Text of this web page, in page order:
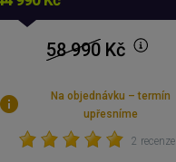
58 990Kč
Na objednávku – termín
upřesníme
2 recenze